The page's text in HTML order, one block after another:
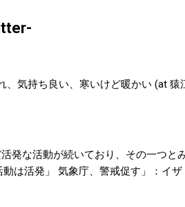
、気持ち良い、寒いけど暖かい (at 猿
発な活動が続いており、その一つと
は活発」 気象庁、警戒促す」：イザ